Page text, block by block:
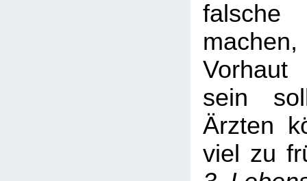
Vorhaut
sein
Ärzten
viel zu